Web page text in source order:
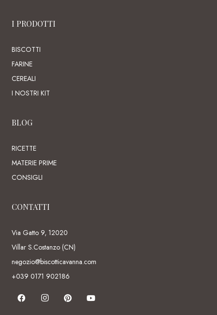
I PRODOTTI
BISCOTTI
FARINE
CEREALI
I NOSTRI KIT
BLOG
RICETTE
MATERIE PRIME
CONSIGLI
CONTATTI
Via Gatto 9, 12020
Villar S.Costanzo (CN)
negozio@biscotticavanna.com
+039 0171 902186